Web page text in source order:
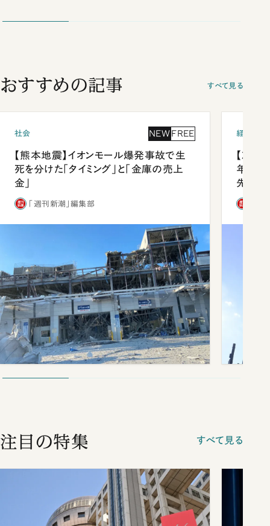
おすすめの記事 すべて見る
社会 NEW FREE
【熊本地震】イオンモール爆発事故で生
死を分けた「タイミング」と「金庫の売上
金」
「週刊新潮」編集部
経済・ビ
【就活
年会は
先1位
注目の特集 すべて見る